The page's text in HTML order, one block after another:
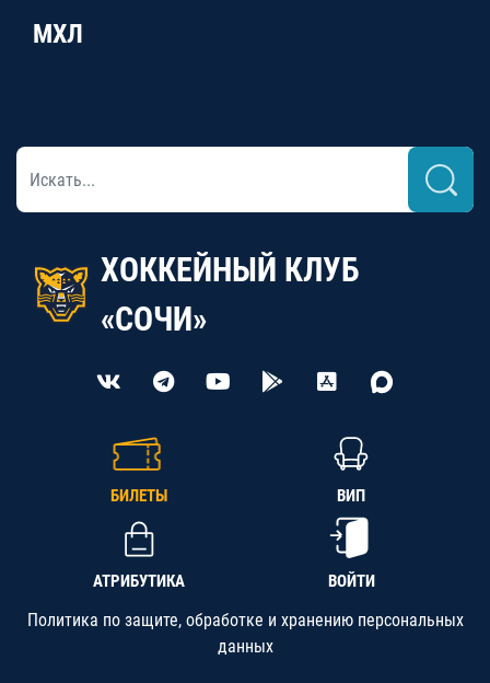
МХЛ
ХОККЕЙНЫЙ КЛУБ
«СОЧИ»
БИЛЕТЫ ВИП
АТРИБУТИКА ВОЙТИ
Политика по защите, обработке и хранению персональных
данных